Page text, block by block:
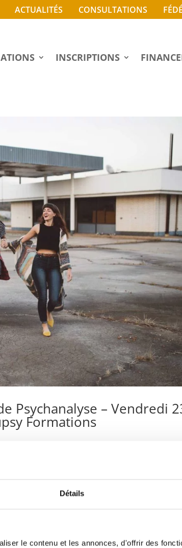
Détails
le contenu et les annonces, d'offrir des
ACTUALITÉS CONSULTATIONS
INSCRIPTIONS
Psychanalyse – Vendredi
Formations
de Psychanalyse de Vendredi 23/09/2022 de
Avignon Gare TGV (Courtine) 2 rue Mère Térésa